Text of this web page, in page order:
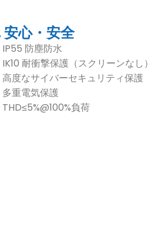
安心・安全
IP55 防塵防水
IK10 耐衝撃保護（スクリーンなし）
高度なサイバーセキュリティ保護
多重電気保護
THD≤5%@100%負荷